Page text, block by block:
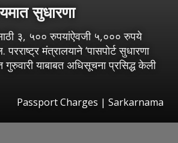
सुधारणा
३, ५०० रुपयांऐवजी ५,००० रुपये
मंत्रालयाने ‘पासपोर्ट सुधारणा
याबाबत अधिसूचना प्रसिद्ध केली
Passport Charges | Sarkarnama